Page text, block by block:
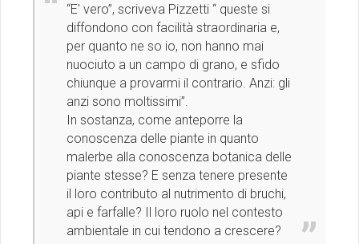
“E' vero”, scriveva Pizzetti “ queste si
diffondono con facilità straordinaria e,
per quanto ne so io, non hanno mai
nuociuto a un campo di grano, e sfido
chiunque a provarmi il contrario. Anzi: gli
anzi sono moltissimi”.
In sostanza, come anteporre la
conoscenza delle piante in quanto
malerbe alla conoscenza botanica delle
piante stesse? E senza tenere presente
il loro contributo al nutrimento di bruchi,
api e farfalle? Il loro ruolo nel contesto
ambientale in cui tendono a crescere?